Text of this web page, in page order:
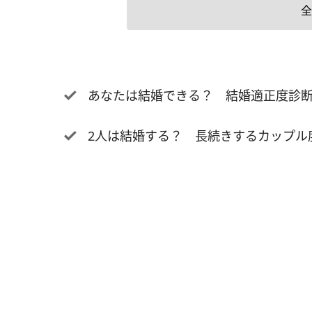
あなたは結婚できる？ 結婚適正度診
2人は結婚する？ 長続きするカップル